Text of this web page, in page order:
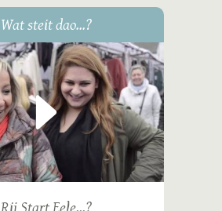
Wat steit dao...?